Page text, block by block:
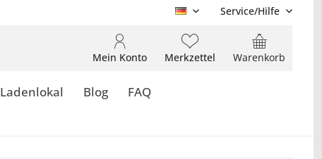
DE Service/Hilfe
Warenkorb
Merkzettel
Mein Konto
Ladenlokal Blog FAQ